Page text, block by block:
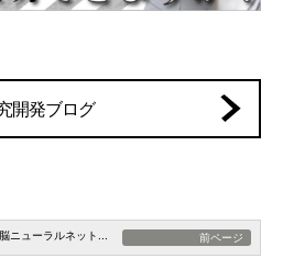
開発ブログ
ニューラルネット... 前ページ